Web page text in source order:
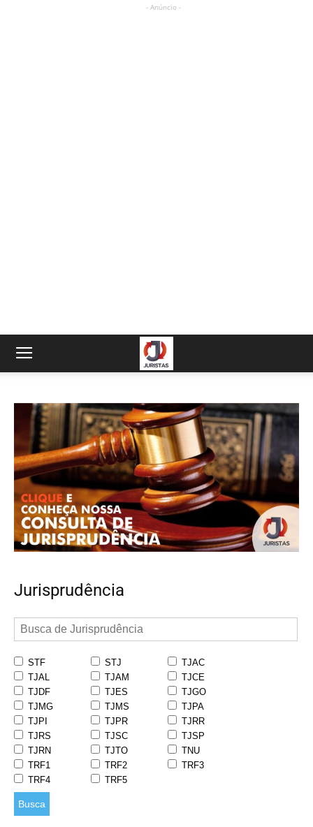
- Anúncio -
Jurisprudência
STF STJ
TJAC
TJAL
TJAM
TJCE
TJDF
TJES
TJGO
TJMG
TJMS
TJPA
TJPI
TJPR
TJRR
TJRS
TJSC
TJSP
TJRN
TJTO
TNU
TRF1
TRF2
TRF3
TRF4
TRF5
Busca